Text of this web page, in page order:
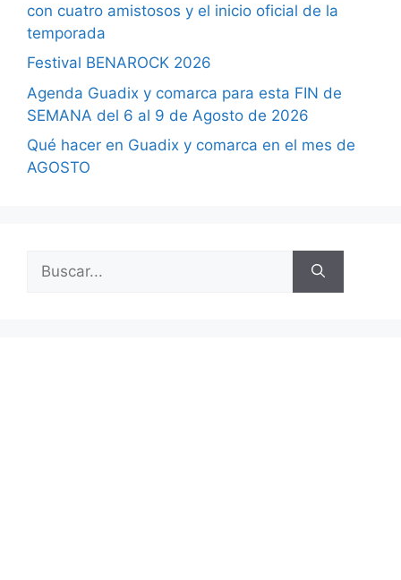
con cuatro amistosos y el inicio oficial de la
temporada
Festival BENAROCK 2026
Agenda Guadix y comarca para esta FIN de
SEMANA del 6 al 9 de Agosto de 2026
Qué hacer en Guadix y comarca en el mes de
AGOSTO
Buscar: